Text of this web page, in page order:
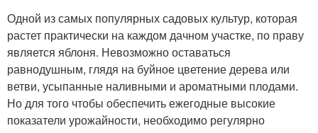
Одной из самых популярных садовых культур, которая
растет практически на каждом дачном участке, по праву
является яблоня. Невозможно оставаться
равнодушным, глядя на буйное цветение дерева или
ветви, усыпанные наливными и ароматными плодами.
Но для того чтобы обеспечить ежегодные высокие
показатели урожайности, необходимо регулярно